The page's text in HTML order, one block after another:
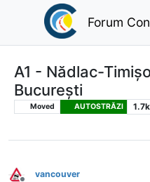
Forum
A1 - Nădlac-
București
Moved AUTOSTRĂZI 1.7k
vancouver